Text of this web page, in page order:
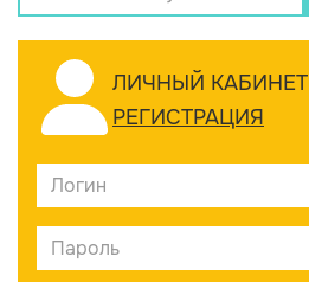
ЛИЧНЫЙ КАБИНЕТ
РЕГИСТРАЦИЯ